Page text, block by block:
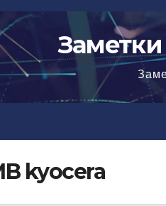
Заметки
kyocera